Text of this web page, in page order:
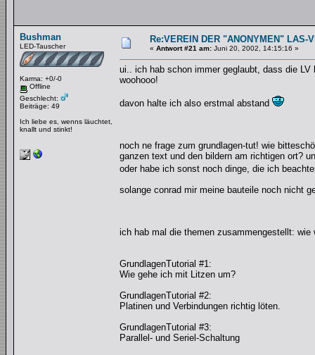
Bushman
LED-Tauscher
Karma: +0/-0
Offline
Geschlecht:
Beiträge: 49
Ich liebe es, wenns läuchtet,
knallt und stinkt!
Re:VEREIN DER "ANONYMEN" LAS-
« Antwort #21 am: Juni 20, 2002, 14:15:16 »
ui.. ich hab schon immer geglaubt, dass die
woohooo!
davon halte ich also erstmal abstand
noch ne frage zum grundlagen-tut! wie
ganzen text und den bildern am richtigen ort?
oder habe ich sonst noch dinge, die ich
solange conrad mir meine bauteile noch nicht
ich hab mal die themen zusammengestellt: wie
GrundlagenTutorial #1:
Wie gehe ich mit Litzen um?
GrundlagenTutorial #2:
Platinen und Verbindungen richtig löten.
GrundlagenTutorial #3:
Parallel- und Seriel-Schaltung